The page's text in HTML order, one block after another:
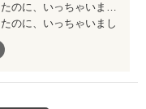
のに、いっちゃいまし